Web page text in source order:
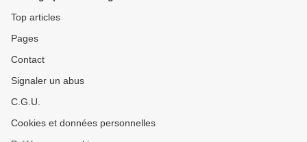
Top articles
Pages
Contact
Signaler un abus
C.G.U.
Cookies et données personnelles